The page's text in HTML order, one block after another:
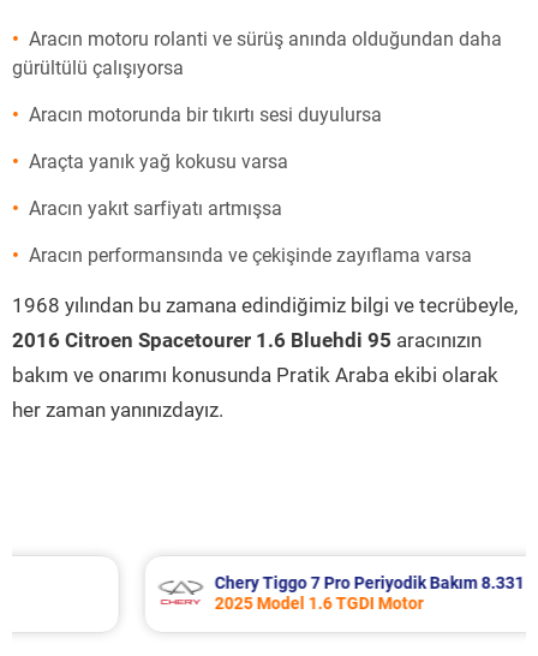
Aracın motoru rolanti ve sürüş anında olduğundan daha
gürültülü çalışıyorsa
Aracın motorunda bir tıkırtı sesi duyulursa
Araçta yanık yağ kokusu varsa
Aracın yakıt sarfiyatı artmışsa
Aracın performansında ve çekişinde zayıflama varsa
1968 yılından bu zamana edindiğimiz bilgi ve tecrübeyle,
2016 Citroen Spacetourer 1.6 Bluehdi 95 aracınızın
bakım ve onarımı konusunda Pratik Araba ekibi olarak
her zaman yanınızdayız.
Chery Tiggo 7 Pro Periyodik Bakım 8.331 TL
2025 Model 1.6 TGDI Motor